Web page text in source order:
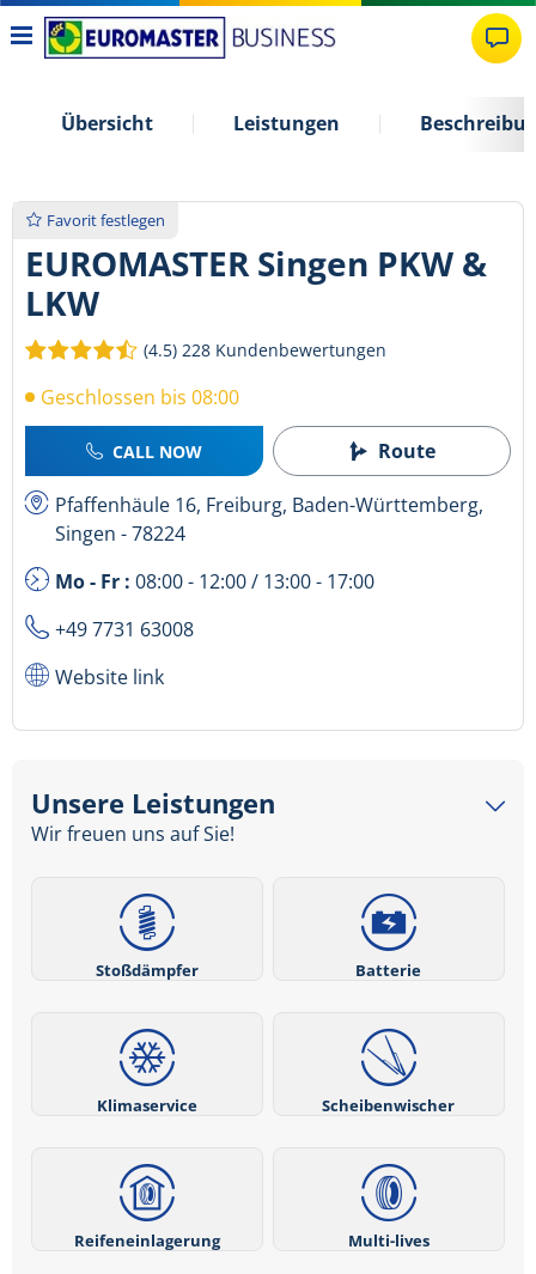
Übersicht Leistungen
Favorit festlegen
EUROMASTER Singen PKW &
LKW
(4.5) 228 Kundenbewertungen
Geschlossen bis 08:00
CALL NOW Route
Pfaffenhäule 16, Freiburg, Baden-Württemberg,
Singen - 78224
Mo - Fr : 08:00 - 12:00 / 13:00 - 17:00
+49 7731 63008
Website link
Unsere Leistungen
Wir freuen uns auf Sie!
Stoßdämpfer Batterie
Klimaservice Scheibenwischer
Reifeneinlagerung Multi-lives